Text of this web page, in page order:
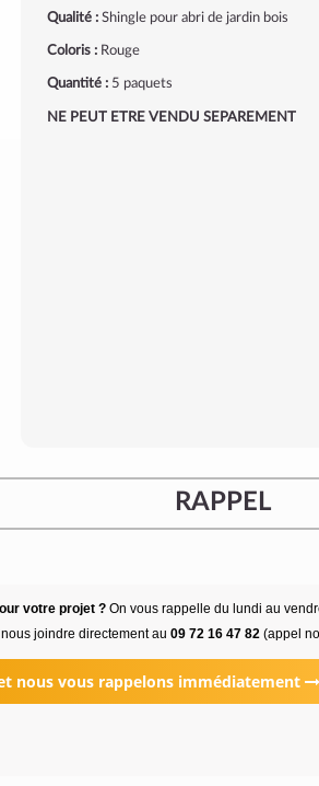
Qualité :Shingle pour abri de jardin bois
Coloris :Rouge
Quantité :5 paquets
NE PEUT ETRE VENDU SEPAREMENT
RAPPEL
votre projet ?On vous rappelle du lundi au
joindre directement au 09 72 16 47 82(appel
nous vous rappelons immédiatement